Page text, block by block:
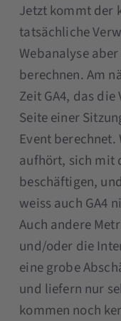
Jetzt kommt der
tatsächliche
Webanalyse
berechnen. Am
Zeit GA4, das
Seite einer
Event
aufhört, sich mit
beschäftigen,
weiss auch GA4
Auch andere
und/oder die
eine grobe
und liefern nur
kommen noch